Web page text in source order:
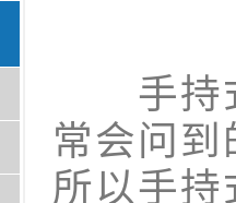
手持式
常会问
所以手